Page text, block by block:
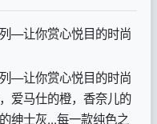
—让你赏心悦目的时尚
—让你赏心悦目的时尚
爱马仕的橙，香奈儿的
绅士灰...每一款纯色之